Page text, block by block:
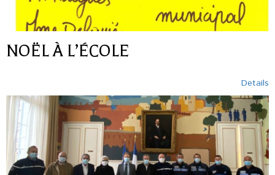
NOËL À L’ÉCOLE
Details